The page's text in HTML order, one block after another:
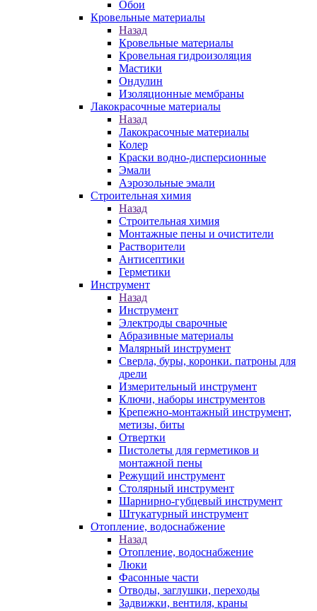
Обои
Кровельные материалы
Назад
Кровельные материалы
Кровельная гидроизоляция
Мастики
Ондулин
Изоляционные мембраны
Лакокрасочные материалы
Назад
Лакокрасочные материалы
Колер
Краски водно-дисперсионные
Эмали
Аэрозольные эмали
Строительная химия
Назад
Строительная химия
Монтажные пены и очистители
Растворители
Антисептики
Герметики
Инструмент
Назад
Инструмент
Электроды сварочные
Абразивные материалы
Малярный инструмент
Сверла, буры, коронки. патроны для
дрели
Измерительный инструмент
Ключи, наборы инструментов
Крепежно-монтажный инструмент,
метизы, биты
Отвертки
Пистолеты для герметиков и
монтажной пены
Режущий инструмент
Столярный инструмент
Шарнирно-губцевый инструмент
Штукатурный инструмент
Отопление, водоснабжение
Назад
Отопление, водоснабжение
Люки
Фасонные части
Отводы, заглушки, переходы
Задвижки, вентиля, краны